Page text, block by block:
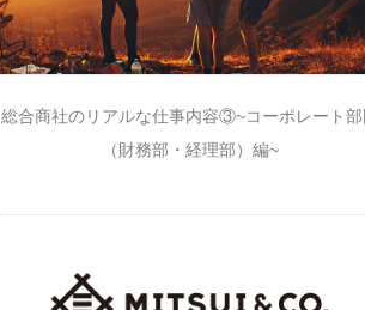
総合商社のリアルな仕事内容③~コーポレート部
（財務部・経理部）編~